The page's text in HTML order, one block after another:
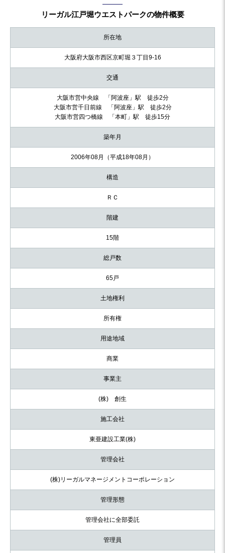
リーガル江戸堀ウエストパークの物件概要
所在地
大阪府大阪市西区京町堀３丁目9-16
交通
大阪市営中央線 「阿波座」駅 徒歩2分
大阪市営千日前線 「阿波座」駅 徒歩2分
大阪市営四つ橋線 「本町」駅 徒歩15分
築年月
2006年08月（平成18年08月）
構造
ＲＣ
階建
15階
総戸数
65戸
土地権利
所有権
用途地域
商業
事業主
(株) 創生
施工会社
東亜建設工業(株)
管理会社
(株)リーガルマネージメントコーポレーション
管理形態
管理会社に全部委託
管理員